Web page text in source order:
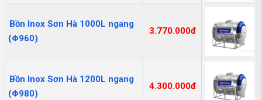
Bồn Inox Sơn Hà 1000L ngang
(Φ960)
3.770.000đ
Bồn Inox Sơn Hà 1200L ngang
(Φ980)
4.300.000đ